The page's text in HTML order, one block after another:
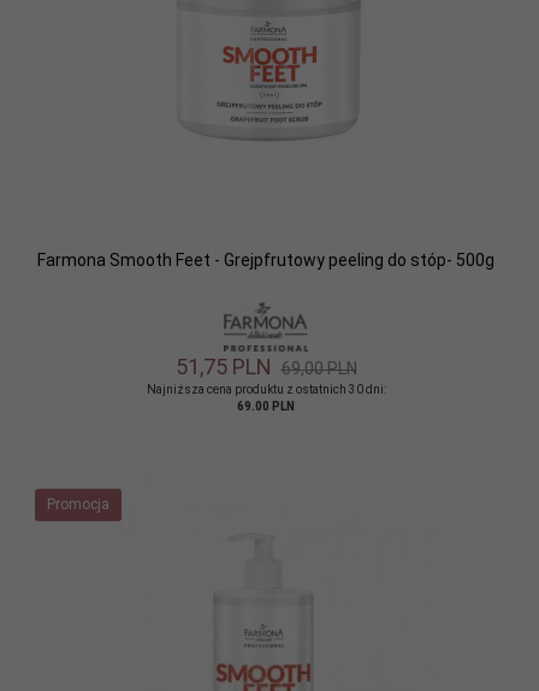
Farmona Smooth Feet - Grejpfrutowy peeling do stóp- 500g
51,75 PLN 69,00 PLN
Najniższa cena produktu z ostatnich 30 dni:
69.00 PLN
Promocja